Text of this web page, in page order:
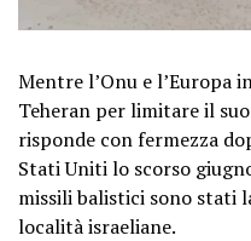
Mentre l’Onu e l’Europa
Teheran per limitare il
risponde con fermezza
Stati Uniti lo scorso
missili balistici sono stati
località israeliane.